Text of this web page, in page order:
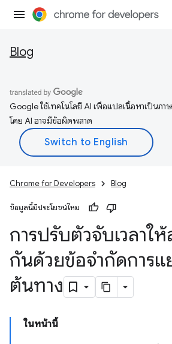
Blog
Google ใช้เทคโนโลยี AI เพื่อแปลเนื้อหาเป็นภ
โดย AI อาจมีข้อผิดพลาด
Chrome for Developers Blog
ข้อมูลนี้มีประโยชน์ไหม
การปรับตัวจับเวลาใ
กันด้วยข้อจำกัดการ
ต้นทาง
ในหน้านี้